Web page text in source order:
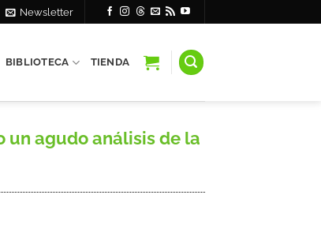
Newsletter
BIBLIOTECA TIENDA
un agudo análisis de la